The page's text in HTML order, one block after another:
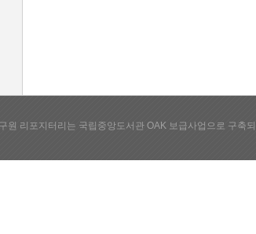
원 리포지터리는 국립중앙도서관 OAK 보급사업으로 구축